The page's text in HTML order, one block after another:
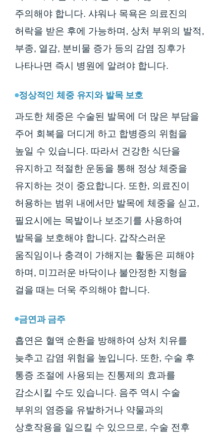
주의해야 합니다. 샤워나 목욕은 의료진의
허락을 받은 후에 가능하며, 상처 부위의 발적,
부종, 열감, 분비물 증가 등의 감염 징후가
나타나면 즉시 병원에 알려야 합니다.
정상적인 체중 유지와 발목 보호
과도한 체중은 수술된 발목에 더 많은 부담을
주어 회복을 더디게 하고 합병증의 위험을
높일 수 있습니다. 따라서 건강한 식단을
유지하고 적절한 운동을 통해 정상 체중을
유지하는 것이 중요합니다. 또한, 의료진이
허용하는 범위 내에서만 발목에 체중을 싣고,
필요시에는 목발이나 보조기를 사용하여
발목을 보호해야 합니다. 갑작스러운
움직임이나 충격이 가해지는 활동은 피해야
하며, 미끄러운 바닥이나 불안정한 지형을
걸을 때는 더욱 주의해야 합니다.
금연과 금주
흡연은 혈액 순환을 방해하여 상처 치유를
늦추고 감염 위험을 높입니다. 또한, 수술 후
통증 조절에 사용되는 진통제의 효과를
감소시킬 수도 있습니다. 음주 역시 수술
부위의 염증을 유발하거나 약물과의
상호작용을 일으킬 수 있으므로, 수술 전후